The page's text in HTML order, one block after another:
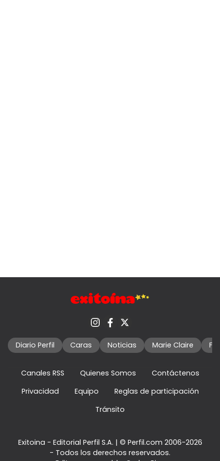
Diario Perfil Caras Noticias Marie Claire
Canales RSS Quienes Somos
Contáctenos
Privacidad
Equipo
Reglas de participación
Tránsito
Exitoina - Editorial Perfil S.A. | © Perfil.com 2006-2026
- Todos los derechos reservados.